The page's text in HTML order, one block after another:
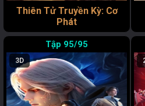
Thiên Tử Truyền Kỳ: Cơ
Phát
95/95
3D